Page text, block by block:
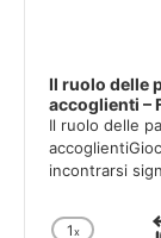
Il ruolo delle
accoglienti –
Il ruolo delle
incontrarsi
1x